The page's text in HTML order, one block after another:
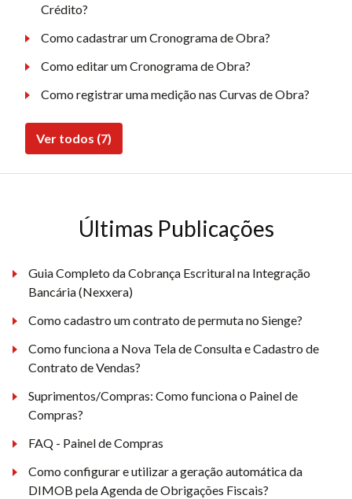
Crédito?
Como cadastrar um Cronograma de Obra?
Como editar um Cronograma de Obra?
Como registrar uma medição nas Curvas de Obra?
Ver todos (7)
Últimas Publicações
Guia Completo da Cobrança Escritural na Integração
Bancária (Nexxera)
Como cadastro um contrato de permuta no Sienge?
Como funciona a Nova Tela de Consulta e Cadastro de
Contrato de Vendas?
Suprimentos/Compras: Como funciona o Painel de
Compras?
FAQ - Painel de Compras
Como configurar e utilizar a geração automática da
DIMOB pela Agenda de Obrigações Fiscais?